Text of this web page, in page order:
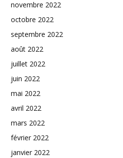
novembre 2022
octobre 2022
septembre 2022
août 2022
juillet 2022
juin 2022
mai 2022
avril 2022
mars 2022
février 2022
janvier 2022